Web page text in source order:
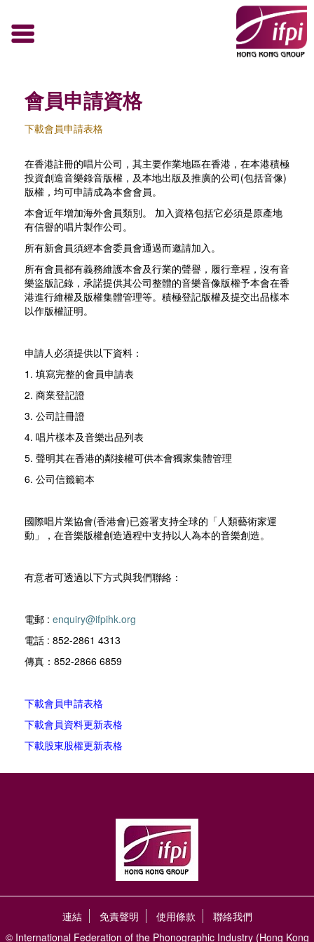
會員申請資格
下載會員申請表格
在香港註冊的唱片公司，其主要作業地區在香港，在本港積極
投資創造音樂錄音版權，及本地出版及推廣的公司(包括音像)
版權，均可申請成為本會會員。
本會近年增加海外會員類別。 加入資格包括它必須是原產地
有信譽的唱片製作公司。
所有新會員須經本會委員會通過而邀請加入。
所有會員都有義務維護本會及行業的聲譽，履行章程，沒有音
樂盜版記錄，承諾提供其公司整體的音樂音像版權予本會在香
港進行維權及版權集體管理等。積極登記版權及提交出品樣本
以作版權証明。
申請人必須提供以下資料：
1. 填寫完整的會員申請表
2. 商業登記證
3. 公司註冊證
4. 唱片樣本及音樂出品列表
5. 聲明其在香港的鄰接權可供本會獨家集體管理
6. 公司信籤範本
國際唱片業協會(香港會)已簽署支持全球的「人類藝術家運
動」，在音樂版權創造過程中支持以人為本的音樂創造。
有意者可透過以下方式與我們聯絡：
電郵 : enquiry@ifpihk.org
電話 : 852-2861 4313
傳真：852-2866 6859
下載會員申請表格
下載會員資料更新表格
下載股東股權更新表格
連結 免責聲明 使用條款
聯絡我們
© International Federation of the Phonographic Industry (Hong Kong